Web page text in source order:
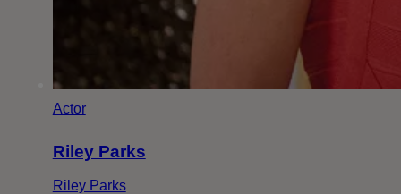
Actor
Riley Parks
Riley Parks